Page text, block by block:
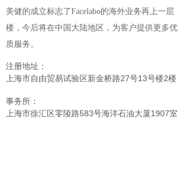
美健的成立标志了Facelabo的海外业务再上一层
楼，今后将在中国大陆地区，为客户提供更多优
质服务。
注册地址：
上海市自由贸易试验区新金桥路27号13号楼2楼
事务所：
上海市徐汇区零陵路583号海洋石油大厦1907室